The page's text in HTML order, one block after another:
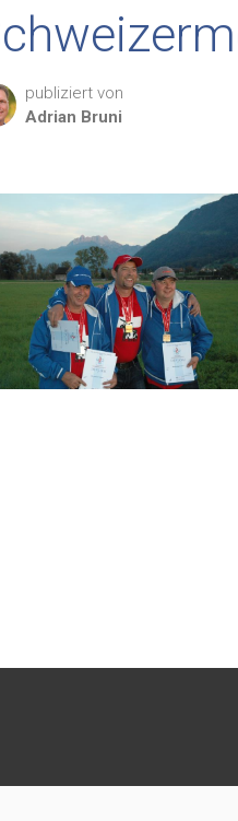
publiziert von
Adrian Bruni